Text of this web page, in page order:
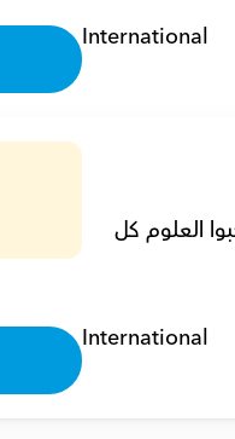
International
International